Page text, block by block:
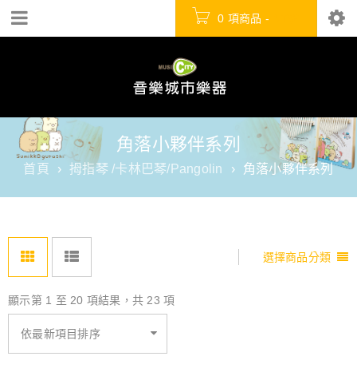
0 項商品 -
角落小夥伴系列
首頁 › 拇指琴 /卡林巴琴/Pangolin › 角落小夥伴系列
選擇商品分類
顯示第 1 至 20 項結果，共 23 項
依最新項目排序